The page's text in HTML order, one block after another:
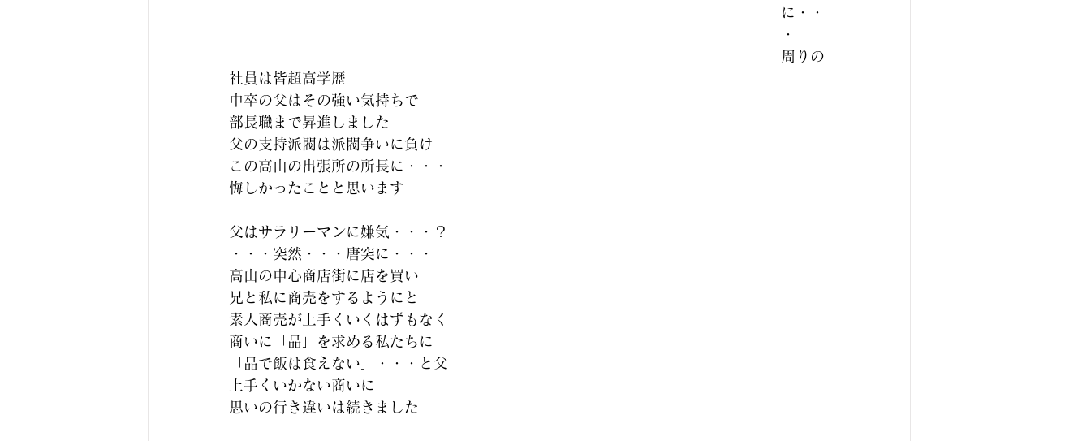
に・・
・
周りの
社員は皆超高学歴
中卒の父はその強い気持ちで
部長職まで昇進しました
父の支持派閥は派閥争いに負け
この高山の出張所の所長に・・・
悔しかったことと思います
父はサラリーマンに嫌気・・・？
・・・突然・・・唐突に・・・
高山の中心商店街に店を買い
兄と私に商売をするようにと
素人商売が上手くいくはずもなく
商いに「品」を求める私たちに
「品で飯は食えない」・・・と父
上手くいかない商いに
思いの行き違いは続きました